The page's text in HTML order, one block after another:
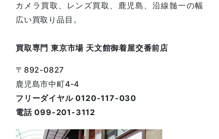
カメラ買取、レンズ買取、鹿児島、沿線髄一の幅
広い買取り品目。
買取専門 東京市場 天文館御着屋交番前店
〒892-0827
鹿児島市中町4-4
フリーダイヤル 0120-117-030
電話 099-201-3112